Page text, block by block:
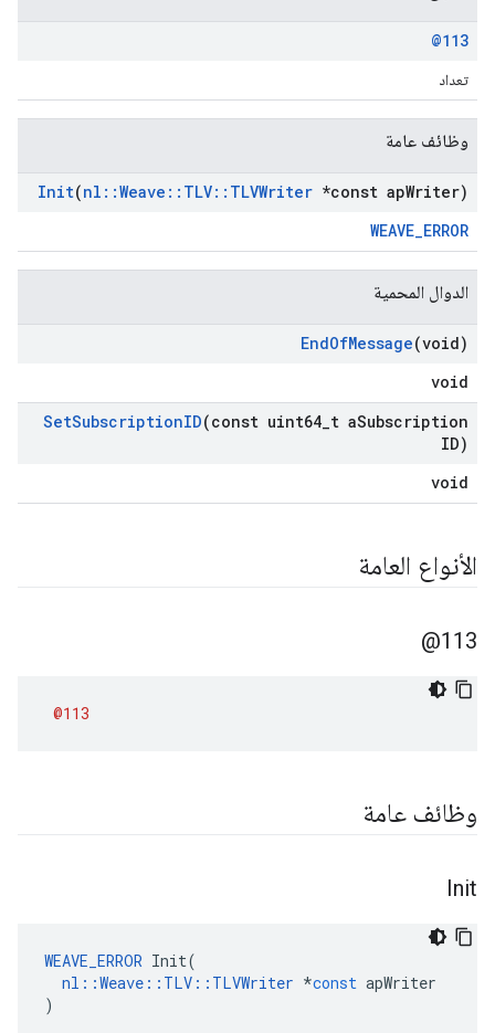
@113
تعداد
وظائف عامة
Init(nl ::Weave :: TLV:: TLVWriter *const apWriter)
WEAVE_ERROR
الدوال المحمية
EndOfMessage(void)
void
SetSubscriptionID(const uint64 t aSubscription
ID)
void
الأنواع العامة
113@
@113
وظائف عامة
Init
WEAVE_ERROR Init(
nl ::Weave :: TLV :: TLVWriter *const apWriter
)